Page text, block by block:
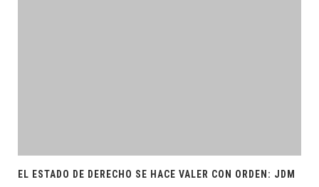
EL ESTADO DE DERECHO SE HACE VALER CON ORDEN: JDM